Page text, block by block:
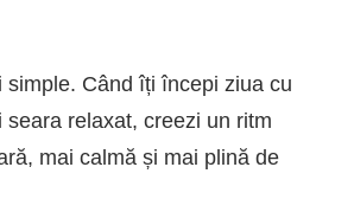
Când îți începi ziua cu
relaxat, creezi un ritm
mai calmă și mai plină de